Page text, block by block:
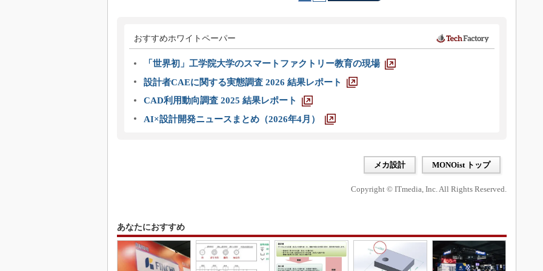
おすすめホワイトペーパー
「世界初」工学院大学のスマートファクトリー教育の現場
設計者CAEに関する実態調査 2026 結果レポート
CAD利用動向調査 2025 結果レポート
AI×設計開発ニュースまとめ（2026年4月）
メカ設計 MONOist トップ
Copyright © ITmedia, Inc. All Rights Reserved.
あなたにおすすめ